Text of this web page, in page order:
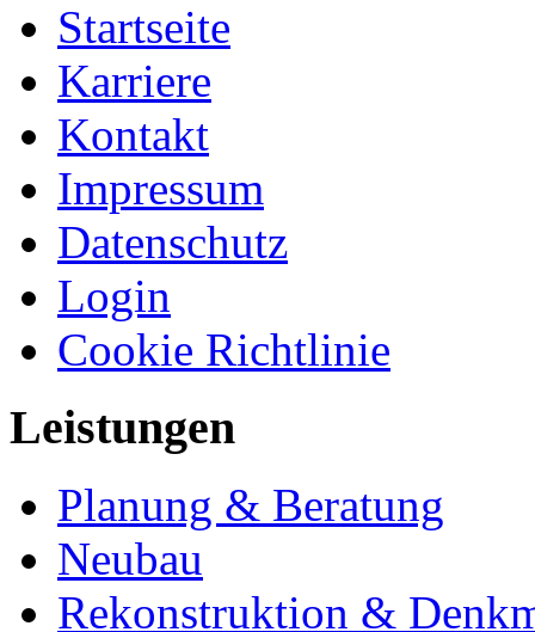
Startseite
Karriere
Kontakt
Impressum
Datenschutz
Login
Cookie Richtlinie
Leistungen
Planung & Beratung
Neubau
Rekonstruktion &